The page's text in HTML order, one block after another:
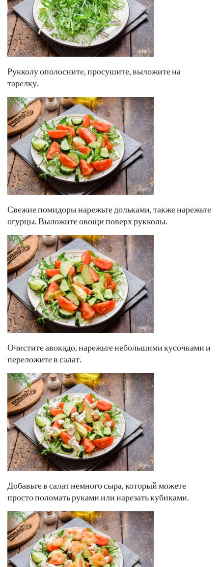
Рукколу ополосните, просушите, выложите на
тарелку.
Свежие помидоры нарежьте дольками, также нарежьте
огурцы. Выложите овощи поверх рукколы.
Очистите авокадо, нарежьте небольшими кусочками и
переложите в салат.
Добавьте в салат немного сыра, который можете
просто поломать руками или нарезать кубиками.